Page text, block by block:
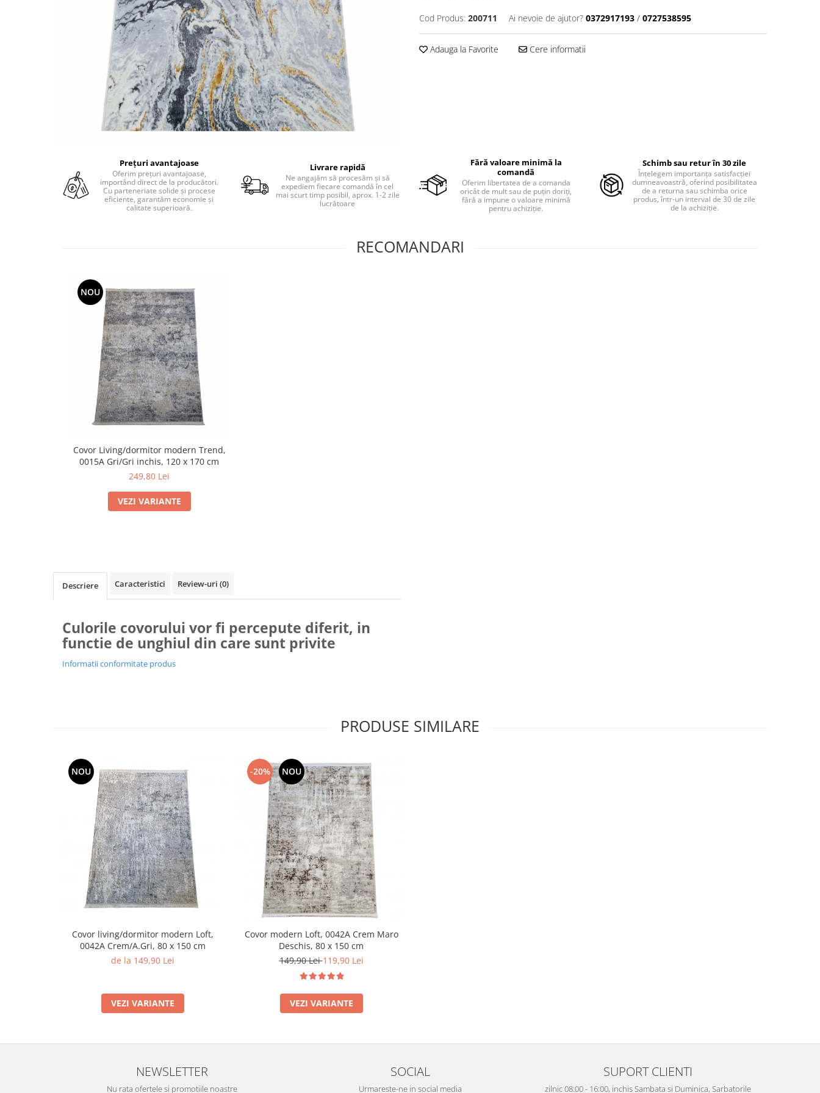
Cod Produs: 200711 Ai nevoie de ajutor? 0372917193 / 0727538595
Adauga la Favorite Cere informatii
Prețuri avantajoase
Oferim prețuri avantajoase,
importând direct de la producători.
Cu parteneriate solide și procese
eficiente, garantăm economie și
calitate superioară.
Livrare rapidă
Ne angajăm să procesăm și să
expediem fiecare comandă în cel
mai scurt timp posibil, aprox. 1-2 zile
lucrătoare
Fără valoare minimă la
comandă
Oferim libertatea de a comanda
oricât de mult sau de puțin doriți,
fără a impune o valoare minimă
pentru achiziție.
Schimb sau retur în 30 zile
Înțelegem importanța satisfacției
dumneavoastră, oferind posibilitatea
de a returna sau schimba orice
produs, într-un interval de 30 de zile
de la achiziție.
RECOMANDARI
NOU
Covor Living/dormitor modern Trend,
0015A Gri/Gri inchis, 120 x 170 cm
249,80 Lei
VEZI VARIANTE
Descriere Caracteristici Review-uri (0)
Culorile covorului vor fi percepute diferit, in
functie de unghiul din care sunt privite
Informatii conformitate produs
PRODUSE SIMILARE
NOU
Covor living/dormitor modern Loft,
0042A Crem/A.Gri, 80 x 150 cm
de la 149,90 Lei
VEZI VARIANTE
-20% NOU
Covor modern Loft, 0042A Crem Maro
Deschis, 80 x 150 cm
149,90 Lei119,90 Lei
VEZI VARIANTE
NEWSLETTER
Nu rata ofertele si promotiile noastre
SOCIAL
Urmareste-ne in social media
SUPORT CLIENTI
zilnic 08:00 - 16:00, inchis Sambata si Duminica, Sarbatorile